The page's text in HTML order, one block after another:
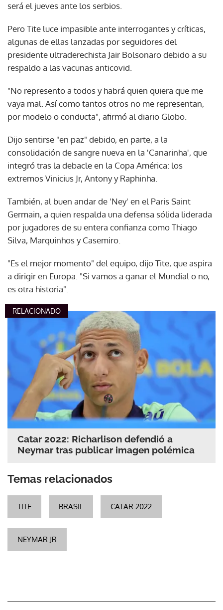
será el jueves ante los serbios.
Pero Tite luce impasible ante interrogantes y críticas,
algunas de ellas lanzadas por seguidores del
presidente ultraderechista Jair Bolsonaro debido a su
respaldo a las vacunas anticovid.
"No represento a todos y habrá quien quiera que me
vaya mal. Así como tantos otros no me representan,
por modelo o conducta", afirmó al diario Globo.
Dijo sentirse "en paz" debido, en parte, a la
consolidación de sangre nueva en la 'Canarinha', que
integró tras la debacle en la Copa América: los
extremos Vinicius Jr, Antony y Raphinha.
También, al buen andar de 'Ney' en el Paris Saint
Germain, a quien respalda una defensa sólida liderada
por jugadores de su entera confianza como Thiago
Silva, Marquinhos y Casemiro.
"Es el mejor momento" del equipo, dijo Tite, que aspira
a dirigir en Europa. "Si vamos a ganar el Mundial o no,
es otra historia".
RELACIONADO
Catar 2022: Richarlison defendió a
Neymar tras publicar imagen polémica
Temas relacionados
TITE BRASIL CATAR 2022
NEYMAR JR